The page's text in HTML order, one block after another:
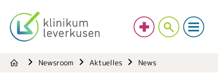
Newsroom Aktuelles News